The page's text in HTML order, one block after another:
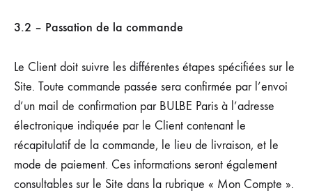
3.2 – Passation de la commande
Le Client doit suivre les différentes étapes spécifiées sur le
Site. Toute commande passée sera confirmée par l’envoi
d’un mail de confirmation par BULBE Paris à l’adresse
électronique indiquée par le Client contenant le
récapitulatif de la commande, le lieu de livraison, et le
mode de paiement. Ces informations seront également
consultables sur le Site dans la rubrique « Mon Compte ».